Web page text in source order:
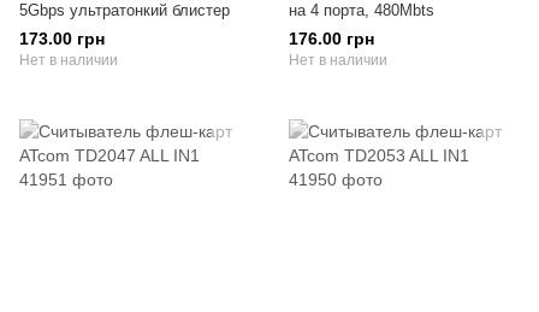
5Gbps ультратонкий блистер
173.00 грн
Нет в наличии
на 4 порта, 480Mbts
176.00 грн
Нет в наличии